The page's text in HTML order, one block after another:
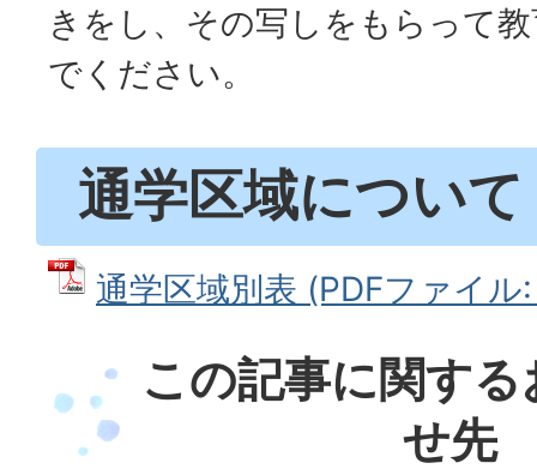
きをし、その写しをもらって
でください。
通学区域について
通学区域別表 (PDFファイル
この記事に関す
せ先